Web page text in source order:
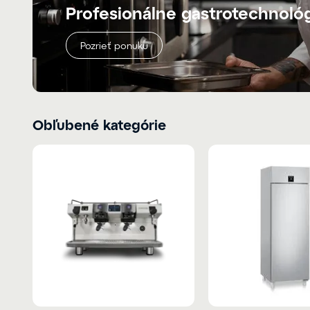
Profesionálne
Pozrieť ponuku
Obľubené kategórie